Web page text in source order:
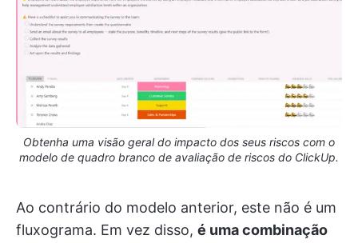
Obtenha uma visão geral do impacto dos seus riscos com o
modelo de quadro branco de avaliação de riscos do ClickUp.
Ao contrário do modelo anterior, este não é um
fluxograma. Em vez disso, é uma combinação